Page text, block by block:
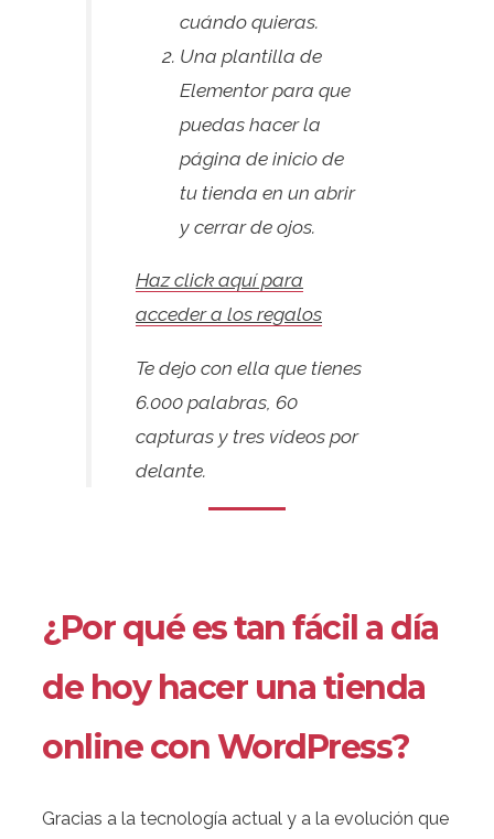
cuándo quieras.
Una plantilla de
Elementor para que
puedas hacer la
página de inicio de
tu tienda en un abrir
y cerrar de ojos.
Haz click aquí para
acceder a los regalos
Te dejo con ella que tienes
6.000 palabras, 60
capturas y tres vídeos por
delante.
¿Por qué es tan fácil a día
de hoy hacer una tienda
online con WordPress?
Gracias a la tecnología actual y a la evolución que